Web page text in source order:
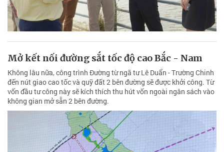
Mở kết nối đường sắt tốc độ cao Bắc - Nam
Không lâu nữa, công trình Đường từ ngã tư Lê Duẩn - Trường Chinh
đến nút giao cao tốc và quỹ đất 2 bên đường sẽ được khởi công. Từ
vốn đầu tư công này sẽ kích thích thu hút vốn ngoài ngân sách vào
không gian mở sẵn 2 bên đường.